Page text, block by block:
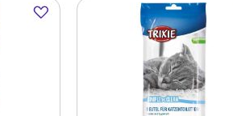
Dodaj
do